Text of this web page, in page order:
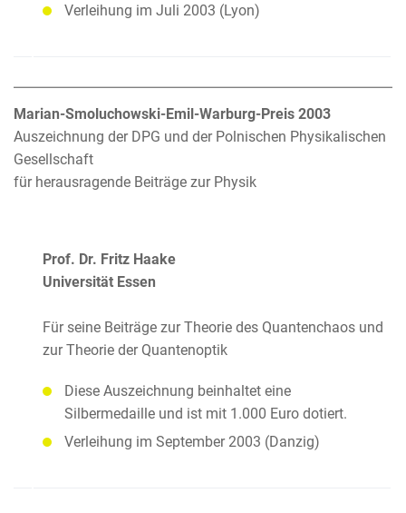
Verleihung im Juli 2003 (Lyon)
Marian-Smoluchowski-Emil-Warburg-Preis 2003
Auszeichnung der DPG und der Polnischen Physikalischen
Gesellschaft
für herausragende Beiträge zur Physik
Prof. Dr. Fritz Haake
Universität Essen
Für seine Beiträge zur Theorie des Quantenchaos und
zur Theorie der Quantenoptik
Diese Auszeichnung beinhaltet eine
Silbermedaille und ist mit 1.000 Euro dotiert.
Verleihung im September 2003 (Danzig)